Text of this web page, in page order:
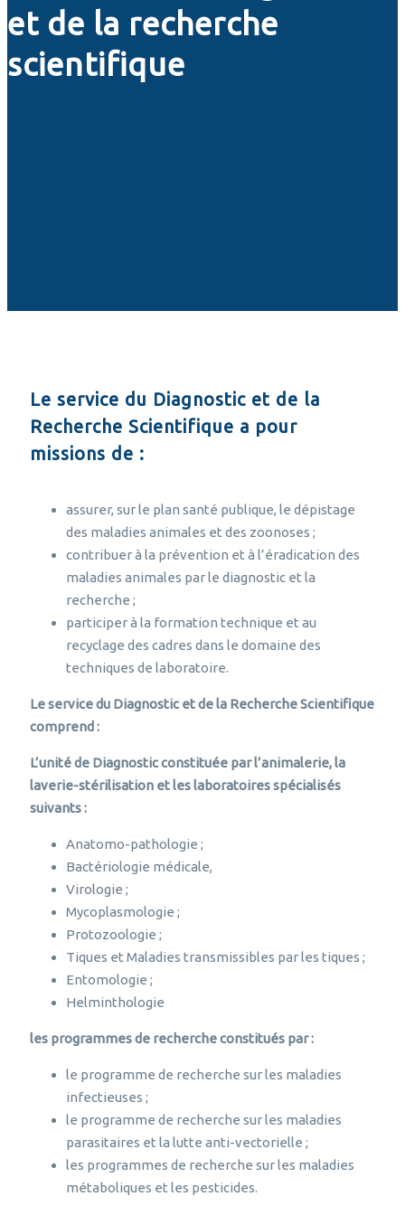
et de la recherche
scientifique
Le service du Diagnostic et de la
Recherche Scientifique a pour
missions de :
assurer, sur le plan santé publique, le dépistage
des maladies animales et des zoonoses ;
contribuer à la prévention et à l’éradication des
maladies animales par le diagnostic et la
recherche ;
participer à la formation technique et au
recyclage des cadres dans le domaine des
techniques de laboratoire.
Le service du Diagnostic et de la Recherche Scientifique
comprend :
L’unité de Diagnostic constituée par l’animalerie, la
laverie-stérilisation et les laboratoires spécialisés
suivants :
Anatomo-pathologie ;
Bactériologie médicale,
Virologie ;
Mycoplasmologie ;
Protozoologie ;
Tiques et Maladies transmissibles par les tiques ;
Entomologie ;
Helminthologie
les programmes de recherche constitués par :
le programme de recherche sur les maladies
infectieuses ;
le programme de recherche sur les maladies
parasitaires et la lutte anti-vectorielle ;
les programmes de recherche sur les maladies
métaboliques et les pesticides.